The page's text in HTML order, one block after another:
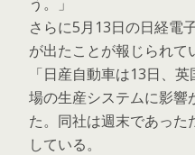
さらに5月13日の日経電
が出たことが報じられて
「日産自動車は13日、
場の生産システムに影響
た。同社は週末であった
している。